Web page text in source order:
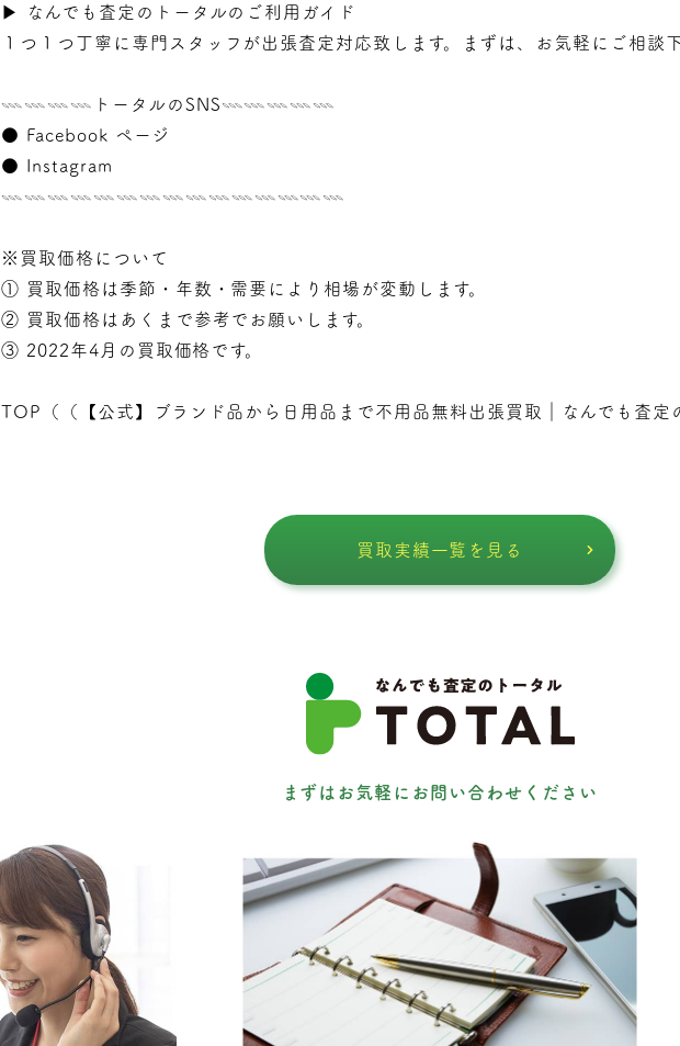
▶︎
なんでも査定のトータルのご利用ガイド
１つ１つ丁寧に専門スタッフが出張査定対応致します。まずは、お気軽にご相談
𓇠𓇠𓇠𓇠トータルのSNS𓇠𓇠𓇠𓇠𓇠
● Facebook ページ
● Instagram
𓇠𓇠𓇠𓇠𓇠𓇠𓇠𓇠𓇠𓇠𓇠𓇠𓇠𓇠𓇠
※買取価格について
① 買取価格は季節・年数・需要により相場が変動します。
② 買取価格はあくまで参考でお願いします。
③ 2022年4月の買取価格です。
TOP（（ 【公式】ブランド品から日用品まで不用品無料出張買取｜なんでも査定
買取実績一覧を見る
まずはお気軽にお問い合わせください